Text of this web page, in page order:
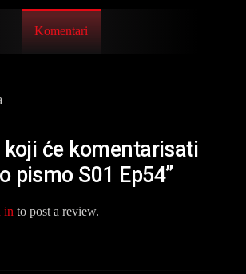
Komentari
koji će komentarisati
pismo S01 Ep54”
in to post a review.